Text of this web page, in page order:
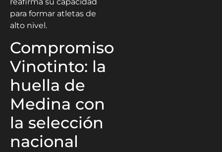
para formar atletas de
alto nivel.
Compromiso
Vinotinto: la
huella de
Medina con
la selección
nacional